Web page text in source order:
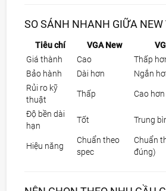
SO SÁNH NHANH GIỮA NEW
Tiêu chí VGA New
Giá thành
Cao
Thấp
Bảo hành
Dài hơn
Ngắn
Rủi ro kỹ
thuật
Thấp Cao
Độ bền dài
hạn
Tốt Trung
Hiệu năng
Chuẩn theo
spec
Chuẩn
đúng)